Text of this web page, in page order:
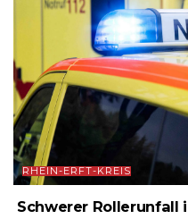
RHEIN-ERFT-KREIS
Schwerer Rollerunfall